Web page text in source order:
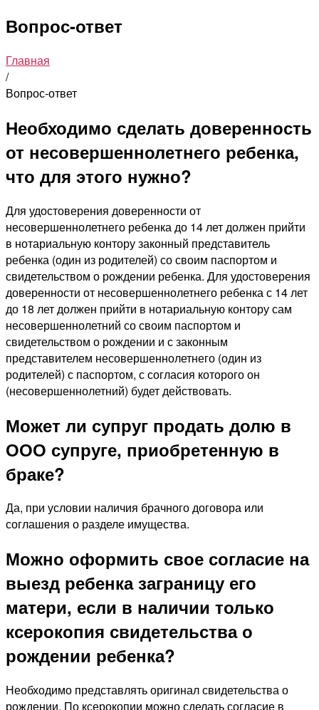
Вопрос-ответ
Главная
/
Вопрос-ответ
Необходимо сделать доверенность
от несовершеннолетнего ребенка,
что для этого нужно?
Для удостоверения доверенности от
несовершеннолетнего ребенка до 14 лет должен прийти
в нотариальную контору законный представитель
ребенка (один из родителей) со своим паспортом и
свидетельством о рождении ребенка. Для удостоверения
доверенности от несовершеннолетнего ребенка с 14 лет
до 18 лет должен прийти в нотариальную контору сам
несовершеннолетний со своим паспортом и
свидетельством о рождении и с законным
представителем несовершеннолетнего (один из
родителей) с паспортом, с согласия которого он
(несовершеннолетний) будет действовать.
Может ли супруг продать долю в
ООО супруге, приобретенную в
браке?
Да, при условии наличия брачного договора или
соглашения о разделе имущества.
Можно оформить свое согласие на
выезд ребенка заграницу его
матери, если в наличии только
ксерокопия свидетельства о
рождении ребенка?
Необходимо представлять оригинал свидетельства о
рождении. По ксерокопии можно сделать согласие в